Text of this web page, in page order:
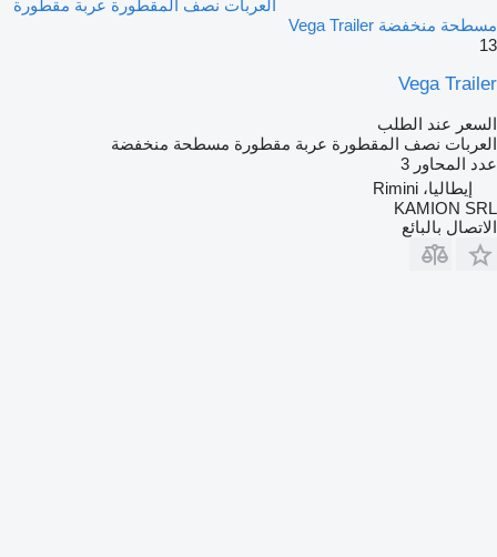
العربات نصف المقطورة عربة مقطورة
مسطحة منخفضة Vega Trailer
13
Vega Trailer
السعر عند الطلب
العربات نصف المقطورة عربة مقطورة مسطحة منخفضة
عدد المحاور 3
إيطاليا، Rimini
KAMION SRL
الاتصال بالبائع